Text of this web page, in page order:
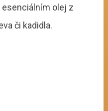
olej z
či kadidla.